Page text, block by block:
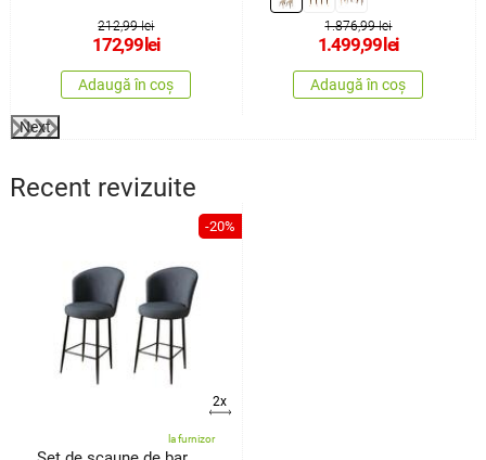
212,99 lei
172,99 lei
Adaugă în coș
1.876,99 lei
1.499,99 lei
Adaugă în coș
Next
Recent revizuite
-20%
2x
la furnizor